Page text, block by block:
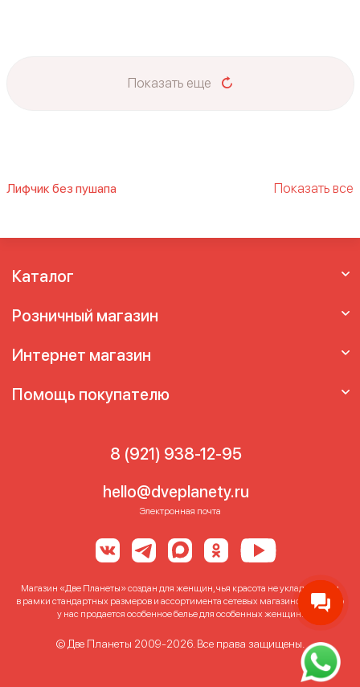
Показать еще
Лифчик без пушапа
больших размеров чашки
больших размеров
Женский бюстгальтер
Лифчик с лямками Лифчик с чашечками
Показать все
Каталог
Розничный магазин
Интернет магазин
Помощь покупателю
8 (921) 938-12-95
hello@dveplanety.ru
Электронная почта
Магазин «Две Планеты» создан для женщин, чья красота не укладывается
в рамки стандартных размеров и ассортимента сетевых магазинов. Именно
у нас продается особенное белье для особенных женщин!
© Две Планеты 2009-2026. Все права защищены.